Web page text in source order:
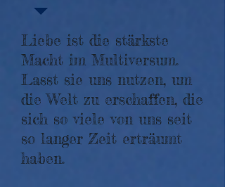
Liebe ist die stärkste
Macht im Multiversum.
Lasst sie uns nutzen, um
die Welt zu erschaffen, die
sich so viele von uns seit
so langer Zeit erträumt
haben.